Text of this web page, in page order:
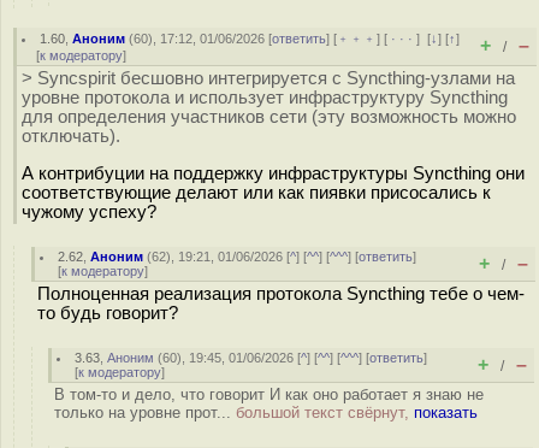
1.60 ,Аноним (60), 17:12, 01/06/2026 [ответить] [ ﹢﹢﹢] [ · · ·][↓] [↑]
[к модератору] + / –
> Syncspirit бесшовно интегрируется с Syncthing-узлами на
уровне протокола и использует инфраструктуру Syncthing
для определения участников сети (эту возможность можно
отключать).
А контрибуции на поддержку инфраструктуры Syncthing они
соответствующие делают или как пиявки присосались к
чужому успеху?
2.62 ,Аноним (62), 19:21, 01/06/2026 [^] [^^] [^^^] [ответить]
[к модератору] + / –
Полноценная реализация протокола Syncthing тебе о чем-
то будь говорит?
3.63 ,Аноним (60), 19:45, 01/06/2026 [^] [^^] [^^^] [ответить]
[к модератору] + / –
В том-то и дело, что говорит И как оно работает я знаю не
только на уровне прот... большой текст свёрнут, показать